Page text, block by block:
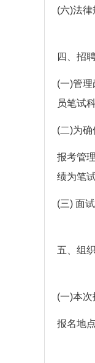
(六)法
四、招
(一)管
员笔试
(二)为
报考管
绩为笔
(三) 面
五、组
(一)本
报名地